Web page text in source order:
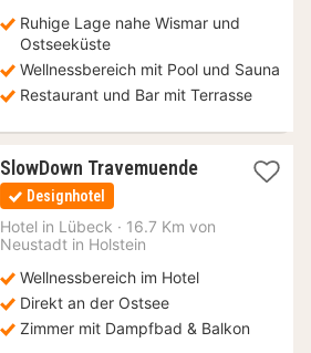
€
Ruhige Lage nahe Wismar und
Ostseeküste
Wellnessbereich mit Pool und Sauna
Restaurant und Bar mit Terrasse
SlowDown Travemuende1
155
Designhotel
Hotel in Lübeck · 16.7 Km von
Neustadt in Holstein
Wellnessbereich im Hotel
Direkt an der Ostsee
Zimmer mit Dampfbad & Balkon